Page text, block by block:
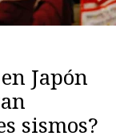
Japón
sismos?